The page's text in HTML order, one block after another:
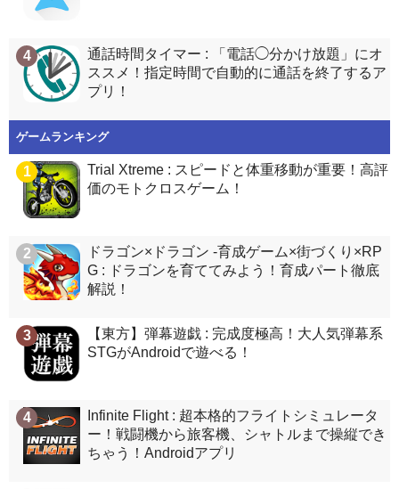
4
通話時間タイマー : 「電話◯分かけ放題」にオ
ススメ！指定時間で自動的に通話を終了するア
プリ！
ゲームランキング
1
Trial Xtreme : スピードと体重移動が重要！高評
価のモトクロスゲーム！
2
ドラゴン×ドラゴン -育成ゲーム×街づくり×RP
G : ドラゴンを育ててみよう！育成パート徹底
解説！
3
【東方】弾幕遊戯 : 完成度極高！大人気弾幕系
STGがAndroidで遊べる！
4
Infinite Flight : 超本格的フライトシミュレータ
ー！戦闘機から旅客機、シャトルまで操縦でき
ちゃう！Androidアプリ